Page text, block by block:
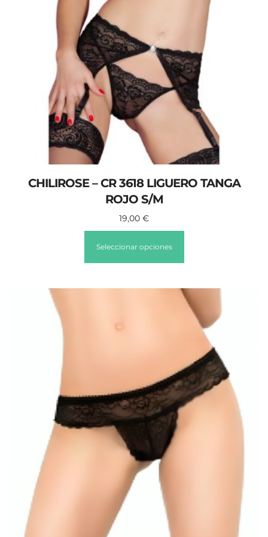
CHILIROSE – CR 3618 LIGUERO TANGA
ROJO S/M
19,00 €
Seleccionar opciones